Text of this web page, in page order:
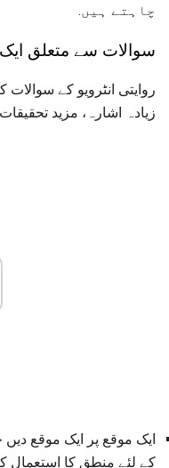
چاہتے ہیں.
سوالات سے متعلق ایک
روایتی انٹرویو کے
زیادہ اشارہ، مزید
ایک موقع پر ایک موقع
کے لئے منطق کا استعمال